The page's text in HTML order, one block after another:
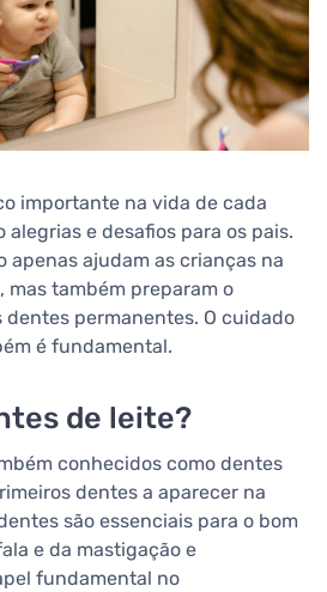
importante na vida de cada
e desafios para os pais.
apenas ajudam as crianças na
mas também preparam o
permanentes. O cuidado
é fundamental.
de leite?
conhecidos como dentes
dentes a aparecer na
são essenciais para o bom
e da mastigação e
fundamental no